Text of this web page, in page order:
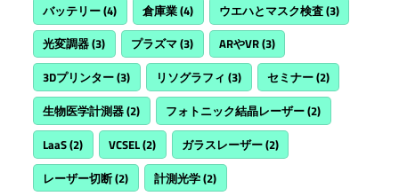
バッテリー(4) 倉庫業(4) ウエハとマスク検査(3)
光変調器(3) プラズマ(3) ARやVR(3)
3Dプリンター(3) リソグラフィ (3) セミナー(2)
生物医学計測器(2) フォトニック結晶レーザー(2)
LaaS(2) VCSEL(2) ガラスレーザー(2)
レーザー切断(2) 計測光学(2)